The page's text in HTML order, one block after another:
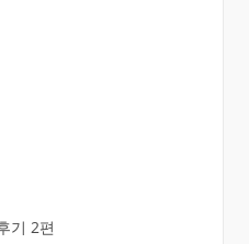
기 2편